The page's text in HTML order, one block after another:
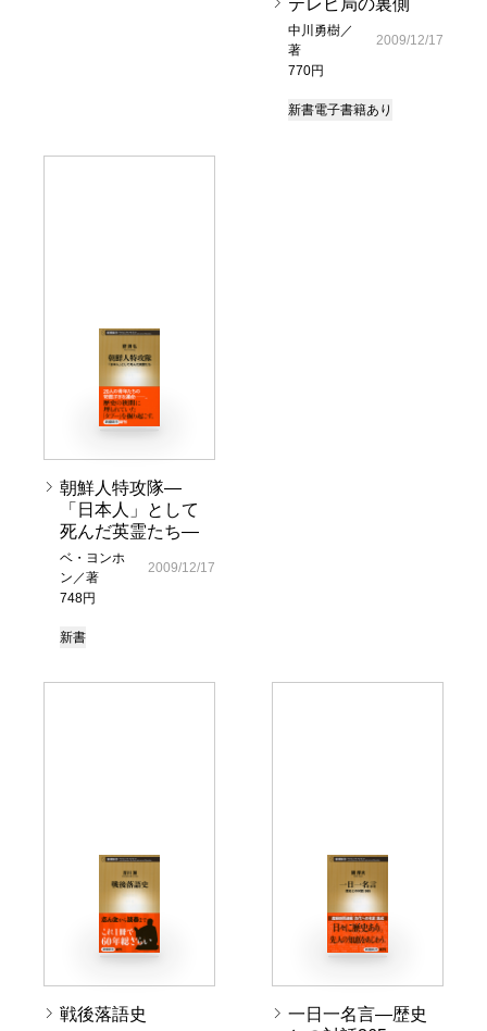
テレビ局の裏側
中川勇樹／
著
770円
2009/12/17
新書電子書籍あり
朝鮮人特攻隊―
「日本人」として
死んだ英霊たち―
ベ・ヨンホ
ン／著
748円
2009/12/17
新書
戦後落語史
一日一名言―歴史